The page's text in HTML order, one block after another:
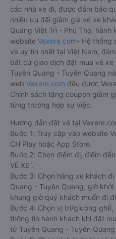
các nhà xe đi, được đảm bảo
nhiều ưu đãi giảm giá vé xe
Quang Việt Trì - Phú Thọ,
website Vexere.com- Hệ thống
và uy tín nhất tại Việt Nam,
bất cứ giao dịch đặt mua vé
Tuyên Quang - Tuyên Quang
web Vexere.com đều được
Chính sách tặng coupon giảm
từng trường hợp sự việc.
Hướng dẫn đặt vé tại
Bước 1: Truy cập vào website
CH Play hoặc App Store.
Bước 2: Chọn điểm đi, điểm
VÉ XE”.
Bước 3: Chọn hãng xe khách
Quang - Tuyên Quang, giờ
khung giờ quý khách muốn đi
Bước 4: Chọn vị trí/giường
thông tin hành khách khi đặt
từ Tuyên Quang - Tuyên Quang